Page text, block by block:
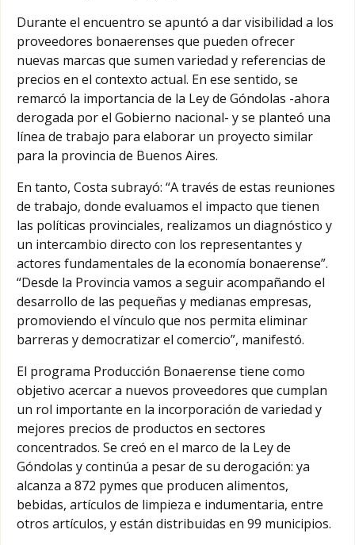
Durante el encuentro se apuntó a dar visibilidad a los
proveedores bonaerenses que pueden ofrecer
nuevas marcas que sumen variedad y referencias de
precios en el contexto actual. En ese sentido, se
remarcó la importancia de la Ley de Góndolas -ahora
derogada por el Gobierno nacional- y se planteó una
línea de trabajo para elaborar un proyecto similar
para la provincia de Buenos Aires.
En tanto, Costa subrayó: “A través de estas reuniones
de trabajo, donde evaluamos el impacto que tienen
las políticas provinciales, realizamos un diagnóstico y
un intercambio directo con los representantes y
actores fundamentales de la economía bonaerense”.
“Desde la Provincia vamos a seguir acompañando el
desarrollo de las pequeñas y medianas empresas,
promoviendo el vínculo que nos permita eliminar
barreras y democratizar el comercio”, manifestó.
El programa Producción Bonaerense tiene como
objetivo acercar a nuevos proveedores que cumplan
un rol importante en la incorporación de variedad y
mejores precios de productos en sectores
concentrados. Se creó en el marco de la Ley de
Góndolas y continúa a pesar de su derogación: ya
alcanza a 872 pymes que producen alimentos,
bebidas, artículos de limpieza e indumentaria, entre
otros artículos, y están distribuidas en 99 municipios.